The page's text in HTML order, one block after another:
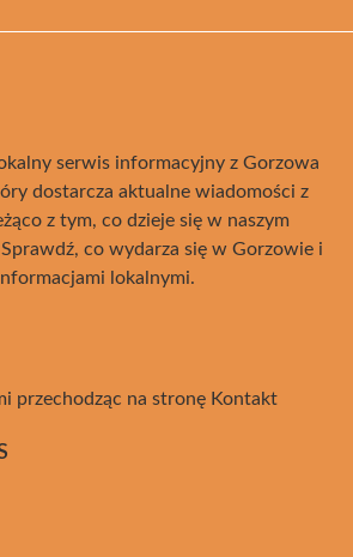
serwis informacyjny z Gorzowa
dostarcza aktualne wiadomości z
z tym, co dzieje się w naszym
co wydarza się w Gorzowie i
lokalnymi.
przechodząc na stronę Kontakt